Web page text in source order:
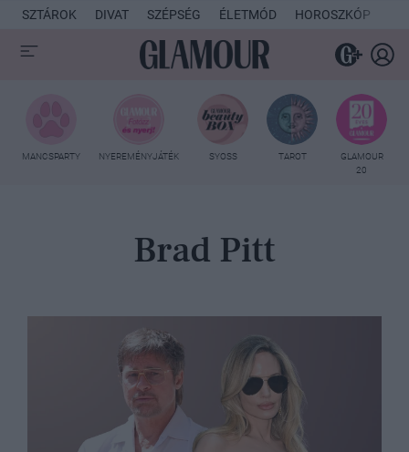
SZTÁROK DIVAT SZÉPSÉG ÉLETMÓD HOROSZKÓP
MANCSPARTY NYEREMÉNYJÁTÉK SYOSS TAROT
GLAMOUR
20
Brad Pitt